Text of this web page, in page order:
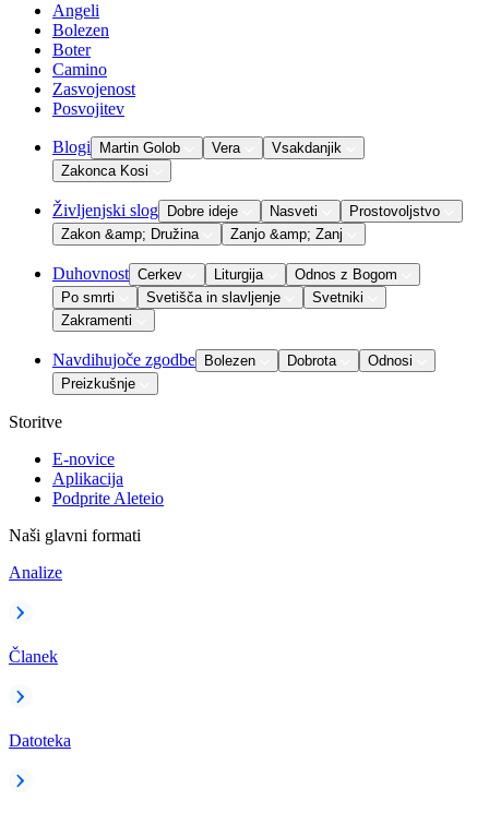
Angeli
Bolezen
Boter
Camino
Zasvojenost
Posvojitev
Blogi Martin Golob Vera
Vsakdanjik
Zakonca Kosi
Življenjski slog Dobre ideje Nasveti
Prostovoljstvo
Zakon &amp; Družina
Zanjo &amp; Zanj
Duhovnost Cerkev Liturgija
Odnos z Bogom
Po smrti
Svetišča in slavljenje
Svetniki
Zakramenti
Navdihujoče zgodbe Bolezen Dobrota
Odnosi
Preizkušnje
Storitve
E-novice
Aplikacija
Podprite Aleteio
Naši glavni formati
Analize
Članek
Datoteka